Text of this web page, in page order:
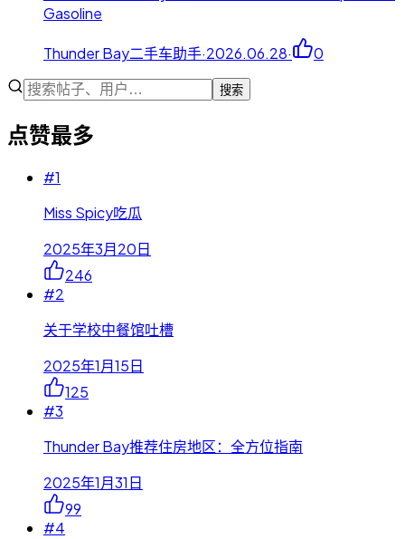
Gasoline
Thunder Bay二手车助手·2026.06.28· 0
搜索
点赞最多
#1
Miss Spicy吃瓜
2025年3月20日
246
#2
关于学校中餐馆吐槽
2025年1月15日
125
#3
Thunder Bay推荐住房地区：全方位指南
2025年1月31日
99
#4